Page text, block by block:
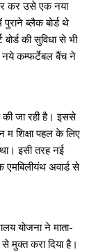
कर उसे एक नया
ब्लैक बोर्ड थे
की सुविधा से भी
नये कम्फर्टेबल बैंच ने
की जा रही है। इससे
शिक्षा पहल के लिए
इसी तरह नई
एमबिलीयंथ अवार्ड से
योजना ने माता-
मुक्त करा दिया है।